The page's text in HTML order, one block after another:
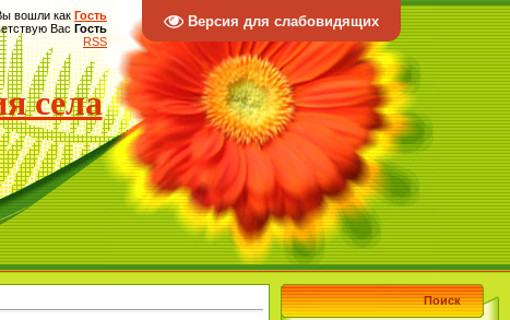
Версия для слабовидящих
вошли как Гость
Вас Гость
RSS
села
Поиск